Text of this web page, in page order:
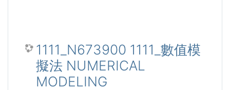
1111_N673900 1111_數值模
擬法 NUMERICAL
MODELING